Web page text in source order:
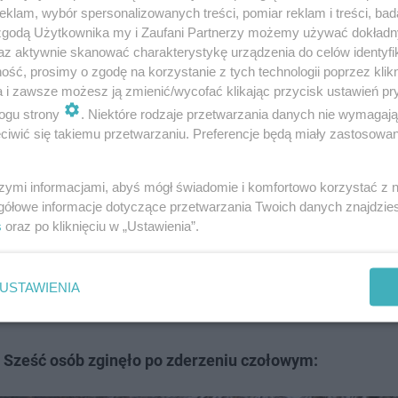
w ponurą statystykę okresu świąteczno-
poniosło 20 osób, a 212 zostało rannych. Winna
świąt wiele miejsc w kraju mierzyło się z gołoledzią,
w wigilijną środę. Wówczas w miejscowości Zielęcice
w którymzginęło sześć osób.
że okres świątecznych wyjazdów jeszcze
do swoich miejsc zamieszkania dopiero po Święcie
osób zginęło po zderzeniu czołowym:
wybór spersonalizowanych treści, pomiar reklam i treści,
Użytkownika my i Zaufani Partnerzy możemy używać
aktywnie skanować charakterystykę urządzenia do celów
prosimy o zgodę na korzystanie z tych technologii poprzez
i zawsze możesz ją zmienić/wycofać klikając przycisk ustawień
strony
. Niektóre rodzaje przetwarzania danych nie
się takiemu przetwarzaniu. Preferencje będą miały
informacjami, abyś mógł świadomie i komfortowo korzystać z
informacje dotyczące przetwarzania Twoich danych
oraz po kliknięciu w „Ustawienia”.
USTAWIENIA